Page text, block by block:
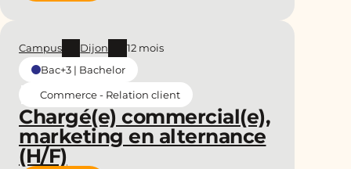
Chargé(e) commercial(e),
marketing en alternance
(H/F)
Campus Dijon
12 mois
Bac+3 | Bachelor
Commerce - Relation client